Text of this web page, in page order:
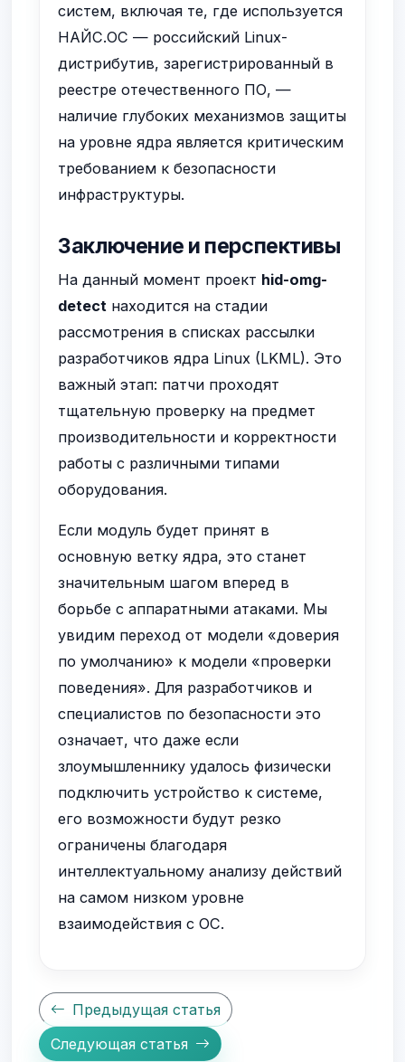
систем, включая те, где используется
НАЙС.ОС — российский Linux-
дистрибутив, зарегистрированный в
реестре отечественного ПО, —
наличие глубоких механизмов защиты
на уровне ядра является критическим
требованием к безопасности
инфраструктуры.
Заключение и перспективы
На данный момент проект hid-omg-
detect находится на стадии
рассмотрения в списках рассылки
разработчиков ядра Linux (LKML). Это
важный этап: патчи проходят
тщательную проверку на предмет
производительности и корректности
работы с различными типами
оборудования.
Если модуль будет принят в
основную ветку ядра, это станет
значительным шагом вперед в
борьбе с аппаратными атаками. Мы
увидим переход от модели «доверия
по умолчанию» к модели «проверки
поведения». Для разработчиков и
специалистов по безопасности это
означает, что даже если
злоумышленнику удалось физически
подключить устройство к системе,
его возможности будут резко
ограничены благодаря
интеллектуальному анализу действий
на самом низком уровне
взаимодействия с ОС.
Предыдущая статья
Следующая статья